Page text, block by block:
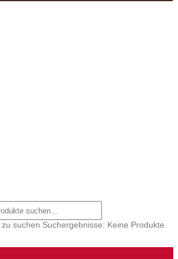
zu suchen Suchergebnisse: Keine Produkte